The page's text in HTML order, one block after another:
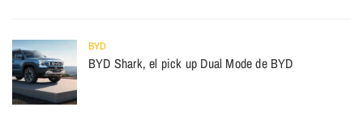
BYD
BYD Shark, el pick up Dual Mode de BYD